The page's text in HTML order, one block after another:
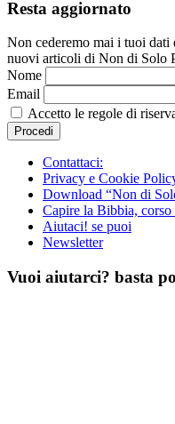
Resta aggiornato
Non cederemo mai i tuoi dati
nuovi articoli di Non di Solo
Nome
Email
Accetto le regole di
Contattaci:
Privacy e Cookie
Download “Non di
Capire la Bibbia,
Aiutaci! se puoi
Newsletter
Vuoi aiutarci? basta